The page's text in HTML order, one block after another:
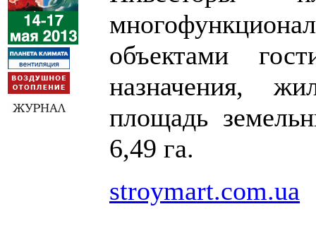
объектами
назначения,
площадь
6,49 га.
stroymart.com.ua